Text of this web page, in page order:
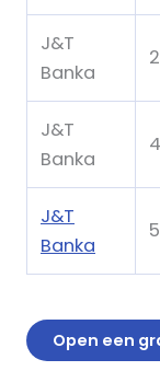
J&T
Banka
J&T
Banka
J&T
Banka
Open een